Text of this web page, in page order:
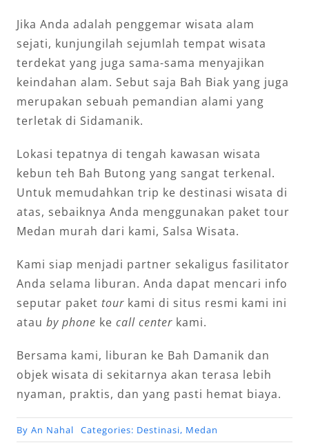
Jika Anda adalah penggemar wisata alam
sejati, kunjungilah sejumlah tempat wisata
terdekat yang juga sama-sama menyajikan
keindahan alam. Sebut saja Bah Biak yang juga
merupakan sebuah pemandian alami yang
terletak di Sidamanik.
Lokasi tepatnya di tengah kawasan wisata
kebun teh Bah Butong yang sangat terkenal.
Untuk memudahkan trip ke destinasi wisata di
atas, sebaiknya Anda menggunakan paket tour
Medan murah dari kami, Salsa Wisata.
Kami siap menjadi partner sekaligus fasilitator
Anda selama liburan. Anda dapat mencari info
seputar paket tour kami di situs resmi kami ini
atau by phone ke call center kami.
Bersama kami, liburan ke Bah Damanik dan
objek wisata di sekitarnya akan terasa lebih
nyaman, praktis, dan yang pasti hemat biaya.
By An Nahal Categories: Destinasi, Medan